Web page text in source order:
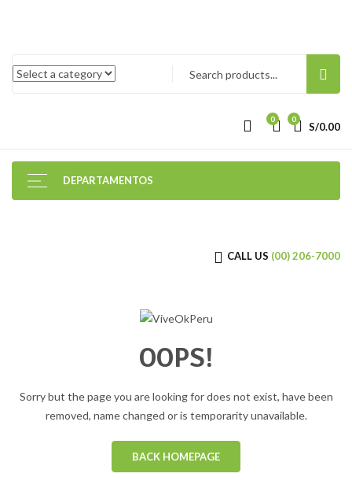
0
S/0.00
0
DEPARTAMENTOS
CALL US (00) 206-7000
OOPS!
Sorry but the page you are looking for does not exist, have been
removed, name changed or is temporarity unavailable.
BACK HOMEPAGE